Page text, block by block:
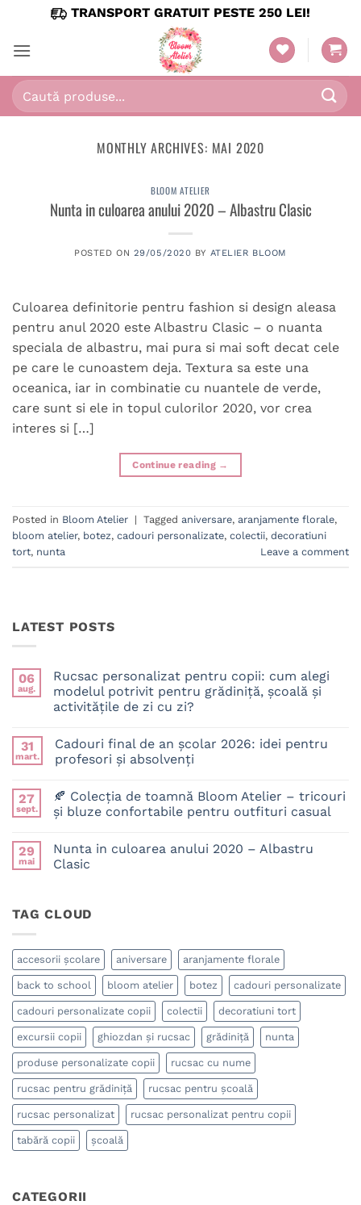
content
TRANSPORT GRATUIT PESTE 250 LEI!
Caută
după:
MONTHLY ARCHIVES: MAI 2020
BLOOM ATELIER
Nunta in culoarea anului 2020 – Albastru Clasic
POSTED ON 29/05/2020 BY ATELIER BLOOM
Culoarea definitorie pentru fashion si design aleasa
pentru anul 2020 este Albastru Clasic – o nuanta
speciala de albastru, mai pura si mai soft decat cele
pe care le cunoastem deja. Textura sa este una
oceanica, iar in combinatie cu nuantele de verde,
care sunt si ele in topul culorilor 2020, vor crea
interes si […]
Continue reading →
Posted in Bloom Atelier | Tagged aniversare, aranjamente florale,
bloom atelier, botez, cadouri personalizate, colectii, decoratiuni
tort, nunta Leave a comment
LATEST POSTS
06
aug.
Rucsac personalizat pentru copii: cum alegi
modelul potrivit pentru grădiniță, școală și
activitățile de zi cu zi?
la
Rucsac
personalizat
cum
alegi
modelul
grădiniță,
școală
și
cu
31
mart.
Cadouri final de an școlar 2026: idei pentru
profesori și absolvenți
la
Cadouri
final
școlar
2026:
idei
absolvenți
27
sept.
🍂 Colecția de toamnă Bloom Atelier – tricouri
și bluze confortabile pentru outfituri casual
la
🍂
Colecția
Atelier
bluze
confortabile
pentru
outfituri
casual
29
mai
Nunta in culoarea anului 2020 – Albastru
Clasic
Nunta
2020
–
Albastru
Clasic
TAG CLOUD
accesorii școlare aniversare aranjamente florale
back to school bloom atelier botez cadouri personalizate
cadouri personalizate copii colectii decoratiuni tort
excursii copii ghiozdan și rucsac grădiniță nunta
produse personalizate copii rucsac cu nume
rucsac pentru grădiniță rucsac pentru școală
rucsac personalizat rucsac personalizat pentru copii
tabără copii școală
CATEGORII